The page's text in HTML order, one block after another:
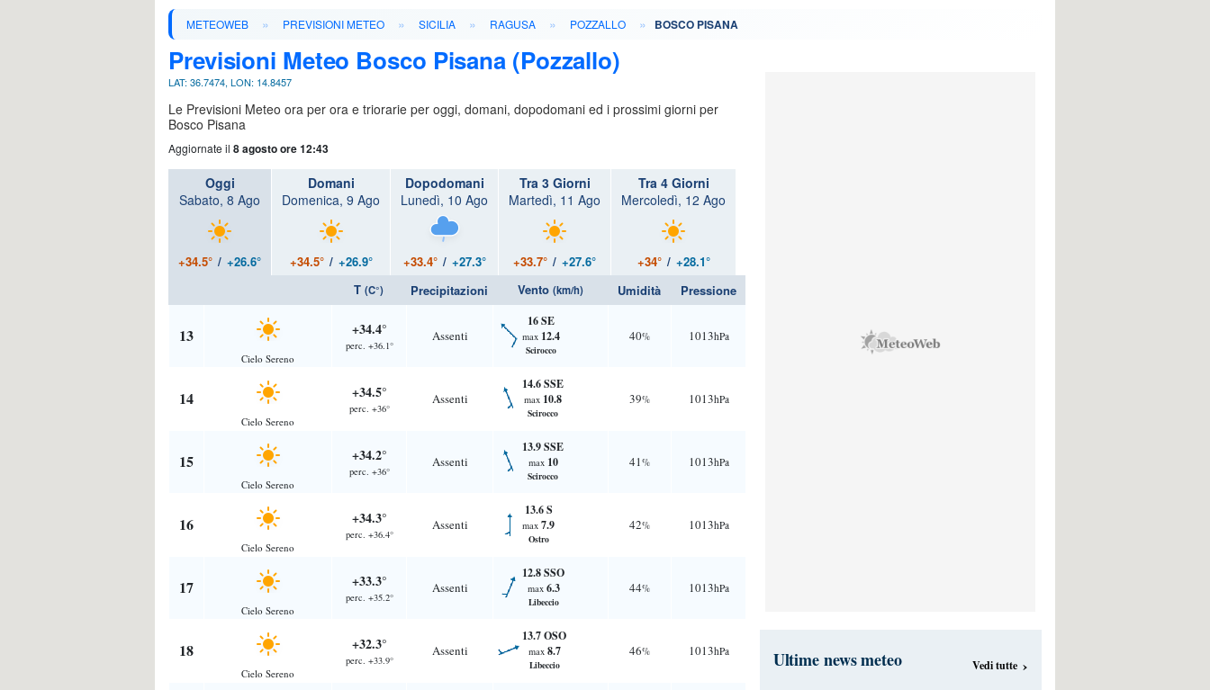
METEOWEB » PREVISIONI METEO » SICILIA » RAGUSA » POZZALLO » BOSCO PISANA
Previsioni Meteo Bosco Pisana (Pozzallo)
LAT: 36.7474, LON: 14.8457
Le Previsioni Meteo ora per ora e triorarie per oggi, domani, dopodomani ed i prossimi giorni per
Bosco Pisana
Aggiornate il 8 agosto ore 12:43
Oggi
Sabato, 8 Ago
+34.5° / +26.6°
Domani
Domenica, 9 Ago
+34.5° / +26.9°
Dopodomani
Lunedì, 10 Ago
+33.4° / +27.3°
Tra 3 Giorni
Martedì, 11 Ago
+33.7° / +27.6°
Tra 4 Giorni
Mercoledì, 12 Ago
+34° / +28.1°
T (C°) Precipitazioni Vento (km/h) Umidità Pressione
13
Cielo Sereno
+34.4°
perc. +36.1°
Assenti
16 SE
max 12.4
Scirocco
40% 1013hPa
14
Cielo Sereno
+34.5°
perc. +36°
Assenti
14.6 SSE
max 10.8
Scirocco
39% 1013hPa
15
Cielo Sereno
+34.2°
perc. +36°
Assenti
13.9 SSE
max 10
Scirocco
41% 1013hPa
16
Cielo Sereno
+34.3°
perc. +36.4°
Assenti
13.6 S
max 7.9
Ostro
42% 1013hPa
17
Cielo Sereno
+33.3°
perc. +35.2°
Assenti
12.8 SSO
max 6.3
Libeccio
44% 1013hPa
18
Cielo Sereno
+32.3°
perc. +33.9°
Assenti
13.7 OSO
max 8.7
Libeccio
46% 1013hPa Ultime news meteo Vedi tutte ›